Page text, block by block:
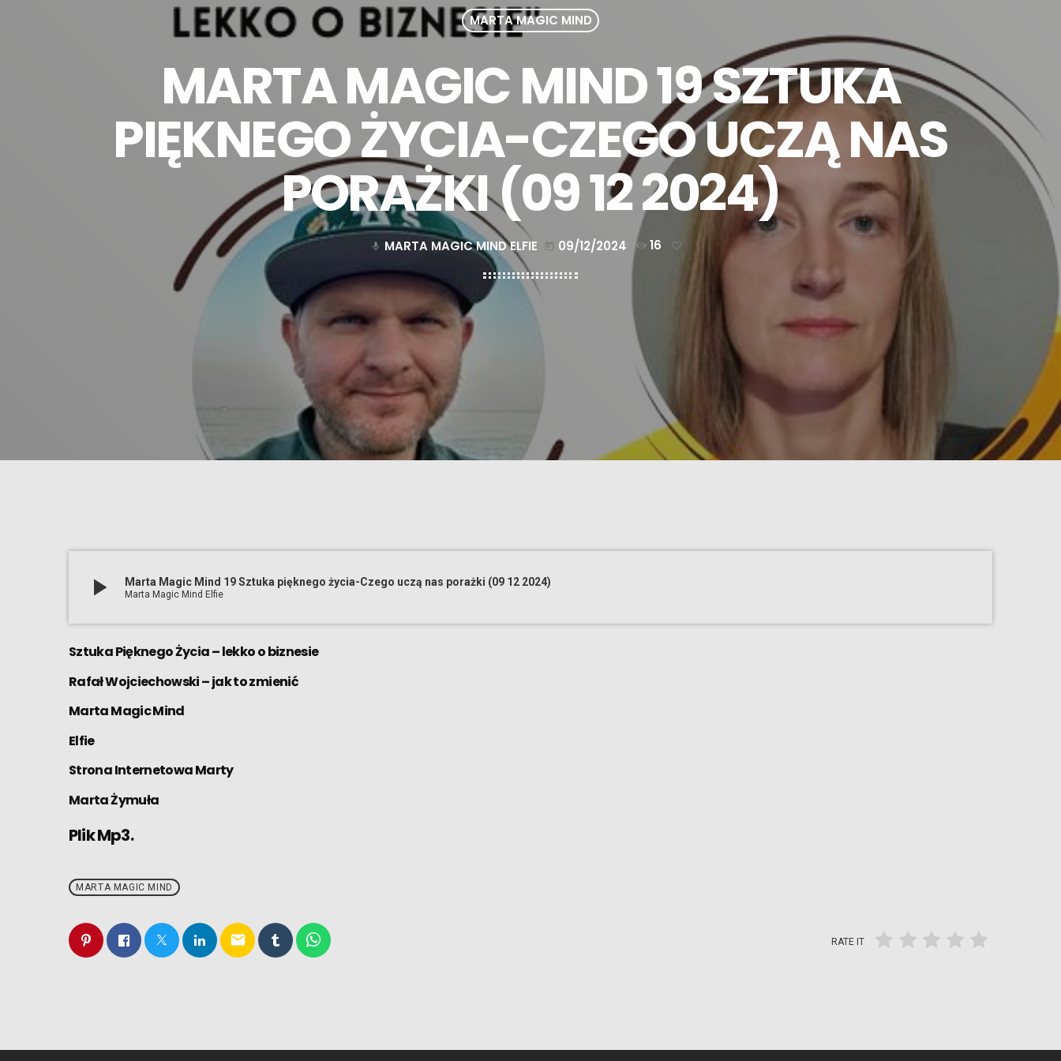
MARTA MAGIC MIND
MARTA MAGIC MIND 19 SZTUKA
PIĘKNEGO ŻYCIA-CZEGO UCZĄ NAS
PORAŻKI (09 12 2024)
mic MARTA MAGIC MIND ELFIE today 09/12/2024 16
play_arrow Marta Magic Mind 19 Sztuka pięknego życia-Czego uczą nas porażki (09 12 2024)
Marta Magic Mind Elfie
Sztuka Pięknego Życia – lekko o biznesie
Rafał Wojciechowski – jak to zmienić
Marta Magic Mind
Elfie
Strona Internetowa Marty
Marta Żymuła
Plik Mp3.
MARTA MAGIC MIND
email RATE IT